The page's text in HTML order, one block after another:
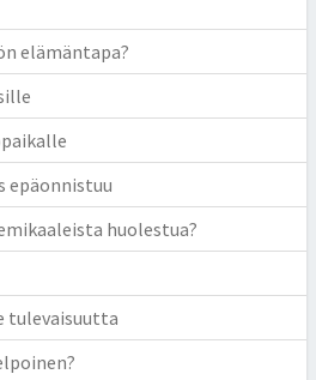
elämäntapa?
epäonnistuu
huolestua?
tulevaisuutta